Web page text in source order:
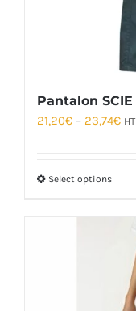
Pantalon SCIE
21,20€ – 23,74€ HT
Select options